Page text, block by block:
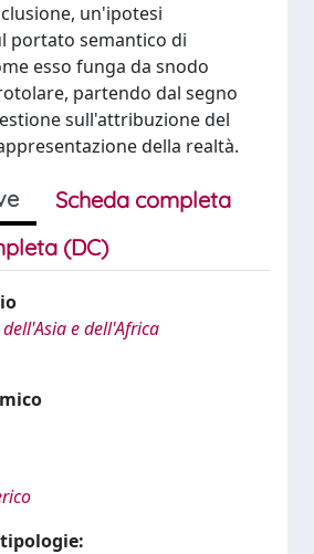
un'ipotesi
portato semantico di
esso funga da snodo
partendo dal segno
sull'attribuzione del
della realtà.
Scheda completa
(DC)
e dell'Africa